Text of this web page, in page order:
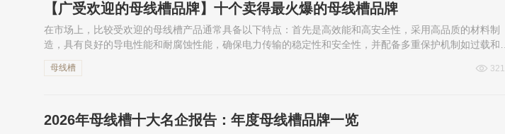
【广受欢迎的母线槽品牌】十个卖得最火爆的母线槽品牌
在市场上，比较受欢迎的母线槽产品通常具备以下特点：首先是高效能和高安全性，采用高品质的材料制
造，具有良好的导电性能和耐腐蚀性能，确保电力传输的稳定性和安全性，并配备多重保护机制如过载和短
者，...
母线槽 321
2026年母线槽十大名企报告：年度母线槽品牌一览